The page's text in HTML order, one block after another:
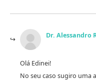
Dr. Alessandro
Olá Edinei!
No seu caso sugiro uma